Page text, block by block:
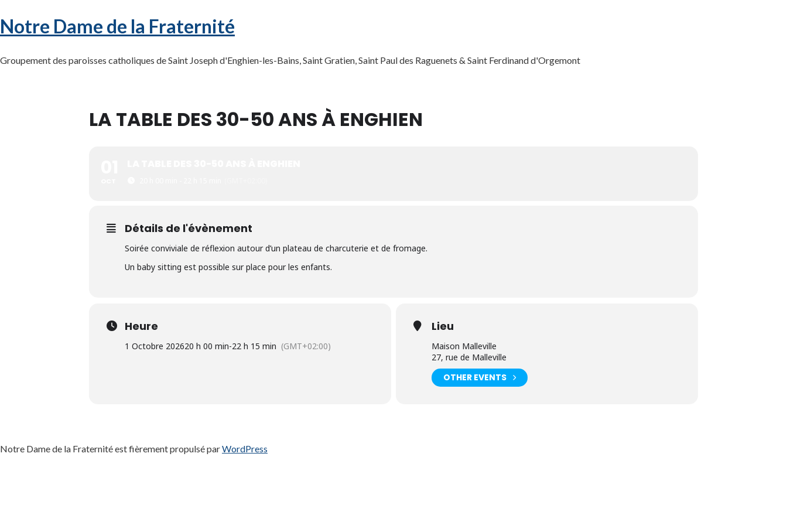
Notre Dame de la Fraternité
Groupement des paroisses catholiques de Saint Joseph d'Enghien-les-Bains, Saint Gratien, Saint Paul des Raguenets & Saint Ferdinand d'Orgemont
LA TABLE DES 30-50 ANS À ENGHIEN
Détails de l'évènement
Soirée conviviale de réflexion autour d’un plateau de charcuterie et de fromage.
Un baby sitting est possible sur place pour les enfants.
Heure
1 Octobre 202620 h 00 min-22 h 15 min (GMT+02:00)
Lieu
Maison Malleville
27, rue de Malleville
OTHER EVENTS
Notre Dame de la Fraternité est fièrement propulsé parWordPress